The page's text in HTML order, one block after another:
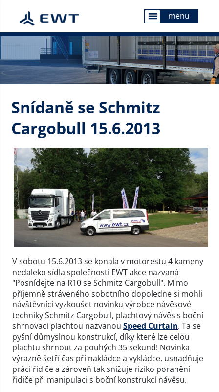
menu menu
Snídaně se Schmitz
Cargobull 15.6.2013
V sobotu 15.6.2013 se konala v motorestu 4 kameny
nedaleko sídla společnosti EWT akce nazvaná
"Posnídejte na R10 se Schmitz Cargobull". Mimo
příjemně stráveného sobotního dopoledne si mohli
návštěvníci vyzkoušet novinku výrobce návěsové
techniky Schmitz Cargobull, plachtový návěs s boční
shrnovací plachtou nazvanou Speed Curtain. Ta se
pyšní důmyslnou konstrukcí, díky které lze celou
plachtu shrnout za pouhých 35 sekund! Novinka
výrazně šetří čas při nakládce a vykládce, usnadňuje
práci řidiče a zároveň tak snižuje riziko poranění
řidiče při manipulaci s boční konstrukcí návěsu.